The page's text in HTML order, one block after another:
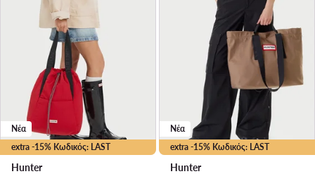
extra -15% Κωδικός: LAST
Νέα
Hunter
extra -15% Κωδικός: LAST
Νέα
Hunter